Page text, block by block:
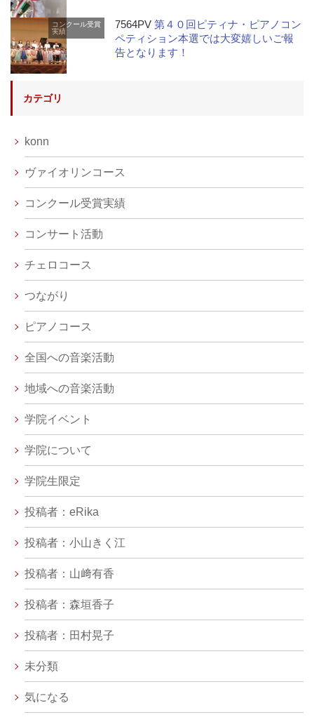
コンクール受賞
実績
7564PV第４０回ピティナ・ピアノコン
ペティション本選では大変嬉しいご報
告となります！
カテゴリ
konn
ヴァイオリンコース
コンクール受賞実績
コンサート活動
チェロコース
つながり
ピアノコース
全国への音楽活動
地域への音楽活動
学院イベント
学院について
学院生限定
投稿者：eRika
投稿者：小山きく江
投稿者：山﨑有香
投稿者：森垣香子
投稿者：田村晃子
未分類
気になる